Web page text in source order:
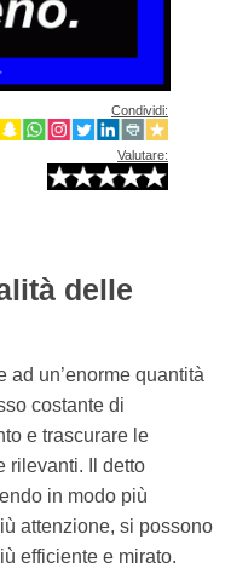
Condividi:
Valutare:
delle
ad un’enorme quantità
costante di
e trascurare le
rilevanti. Il detto
in modo più
attenzione, si possono
efficiente e mirato.